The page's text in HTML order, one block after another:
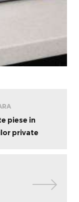
piese in
private